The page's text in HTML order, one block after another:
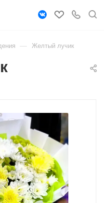
— Желтый лучик